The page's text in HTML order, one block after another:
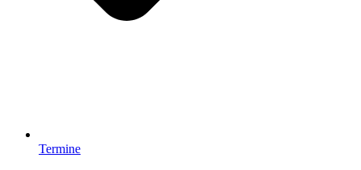
Termine